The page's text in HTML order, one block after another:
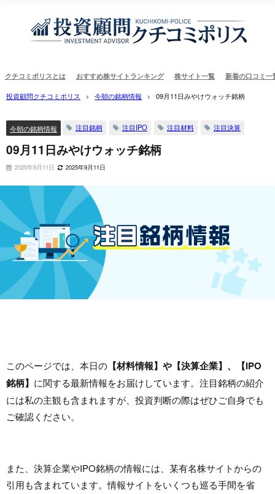
クチコミポリスとは おすすめ株サイトランキング 株サイト一覧 新着の口コミ一
投資顧問クチコミポリス 今朝の銘柄情報 09月11日みやけウォッチ銘柄
今朝の銘柄情報 注目銘柄 注目IPO 注目材料 注目決算
09月11日みやけウォッチ銘柄
2025年9月11日 2025年9月11日
このページでは、本日の 【材料情報】や【決算企業】、【IPO
銘柄】 に関する最新情報をお届けしています。注目銘柄の紹介
には私の主観も含まれますが、投資判断の際はぜひご自身でも
ご確認ください。
また、決算企業やIPO銘柄の情報には、某有名株サイトからの
引用も含まれています。情報サイトをいくつも巡る手間を省